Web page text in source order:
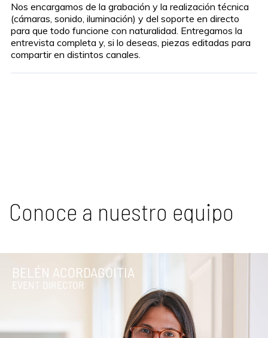
Nos encargamos de la grabación y la realización técnica
(cámaras, sonido, iluminación) y del soporte en directo
para que todo funcione con naturalidad. Entregamos la
entrevista completa y, si lo deseas, piezas editadas para
compartir en distintos canales.
Conoce a nuestro equipo
BELÉN ACORDAGOITIA
EVENT DIRECTOR